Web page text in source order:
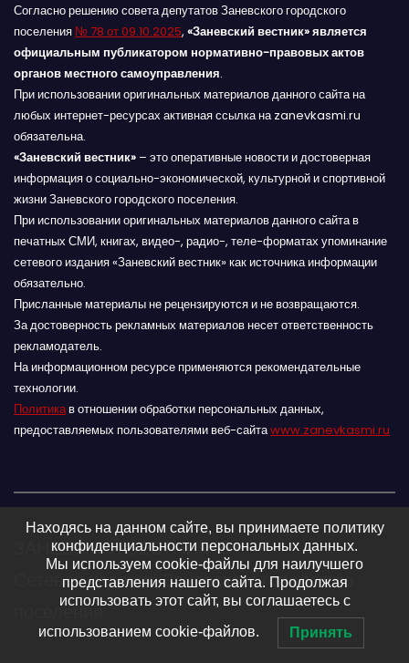
Согласно решению совета депутатов Заневского городского
поселения № 78 от 09.10.2025, «Заневский вестник» является
официальным публикатором нормативно-правовых актов
органов местного самоуправления.
При использовании оригинальных материалов данного сайта на
любых интернет-ресурсах активная ссылка на zanevkasmi.ru
обязательна.
«Заневский вестник» – это оперативные новости и достоверная
информация о социально-экономической, культурной и спортивной
жизни Заневского городского поселения.
При использовании оригинальных материалов данного сайта в
печатных СМИ, книгах, видео-, радио-, теле-форматах упоминание
сетевого издания «Заневский вестник» как источника информации
обязательно.
Присланные материалы не рецензируются и не возвращаются.
За достоверность рекламных материалов несет ответственность
рекламодатель.
На информационном ресурсе применяются рекомендательные
технологии.
Политикав отношении обработки персональных данных,
предоставляемых пользователями веб-сайтаwww.zanevkasmi.ru
ЗАНЕВСКИЙ ВЕСТНИК 16+
Сетевое издание Заневского городского
поселения
Находясь на данном сайте, вы принимаете политику
конфиденциальности персональных данных.
Мы используем cookie-файлы для наилучшего
представления нашего сайта. Продолжая
использовать этот сайт, вы соглашаетесь с
использованием cookie-файлов. Принять